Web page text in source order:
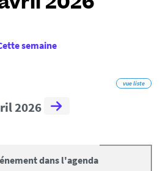
2026
semaine
vue liste
2026
dans l'agenda